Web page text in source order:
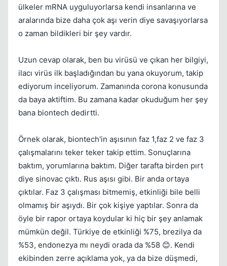
ülkeler mRNA uyguluyorlarsa kendi insanlarına ve
aralarında bize daha çok aşı verin diye savaşıyorlarsa
o zaman bildikleri bir şey vardır.
Uzun cevap olarak, ben bu virüsü ve çıkan her bilgiyi,
ilacı virüs ilk başladığından bu yana okuyorum, takip
ediyorum inceliyorum. Zamanında corona konusunda
da baya aktiftim. Bu zamana kadar okuduğum her şey
bana biontech dedirtti.
Örnek olarak, biontech'in aşısının faz 1,faz 2 ve faz 3
çalışmalarını teker teker takip ettim. Sonuçlarına
baktım, yorumlarına baktım. Diğer tarafta birden pırt
diye sinovac çıktı. Rus aşısı gibi. Bir anda ortaya
çıktılar. Faz 3 çalışması bitmemiş, etkinliği bile belli
olmamış bir aşıydı. Bir çok kişiye yaptılar. Sonra da
öyle bir rapor ortaya koydular ki hiç bir şey anlamak
mümkün değil. Türkiye de etkinliği %75, brezilya da
%53, endonezya mı neydi orada da %58 😊. Kendi
ekibinden zerre açıklama yok, ya da bize düşmedi,